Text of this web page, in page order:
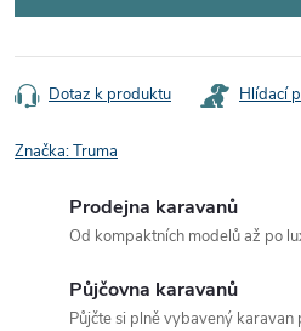
Dotaz k produktu Hlídací
Značka:Truma
Prodejna karavanů
Od kompaktních modelů až po
Půjčovna karavanů
Půjčte si plně vybavený karavan